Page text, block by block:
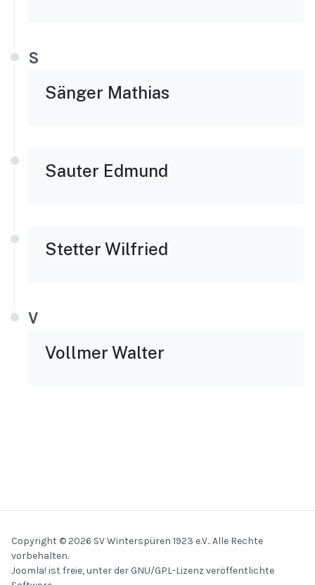
S
Sänger Mathias
Sauter Edmund
Stetter Wilfried
V
Vollmer Walter
Copyright © 2026 SV Winterspüren 1923 e.V.. Alle Rechte
vorbehalten.
Joomla! ist freie, unter der GNU/GPL-Lizenz veröffentlichte